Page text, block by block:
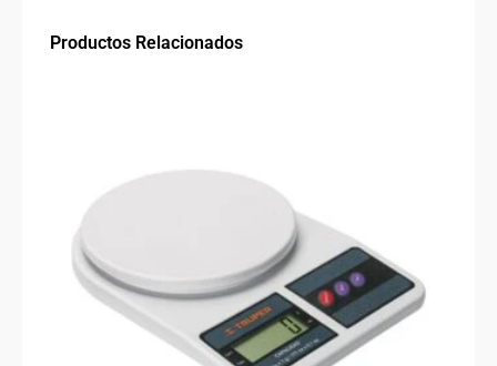
Productos Relacionados